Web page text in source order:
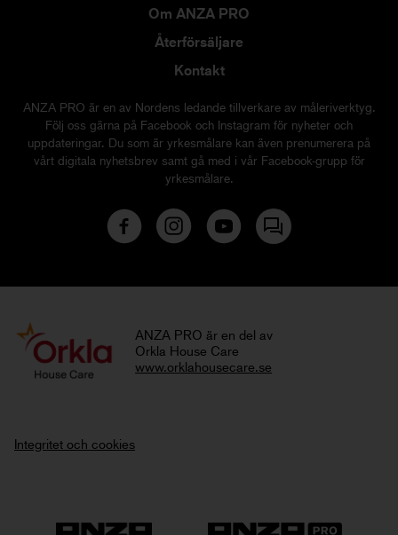
Om ANZA PRO
Återförsäljare
Kontakt
ANZA PRO är en av Nordens ledande tillverkare av måleriverktyg.
Följ oss gärna på Facebook och Instagram för nyheter och
uppdateringar. Du som är yrkesmålare kan även prenumerera på
vårt digitala nyhetsbrev samt gå med i vår Facebook-grupp för
yrkesmålare.
ANZA PRO är en del av
Orkla House Care
www.orklahousecare.se
Integritet och cookies